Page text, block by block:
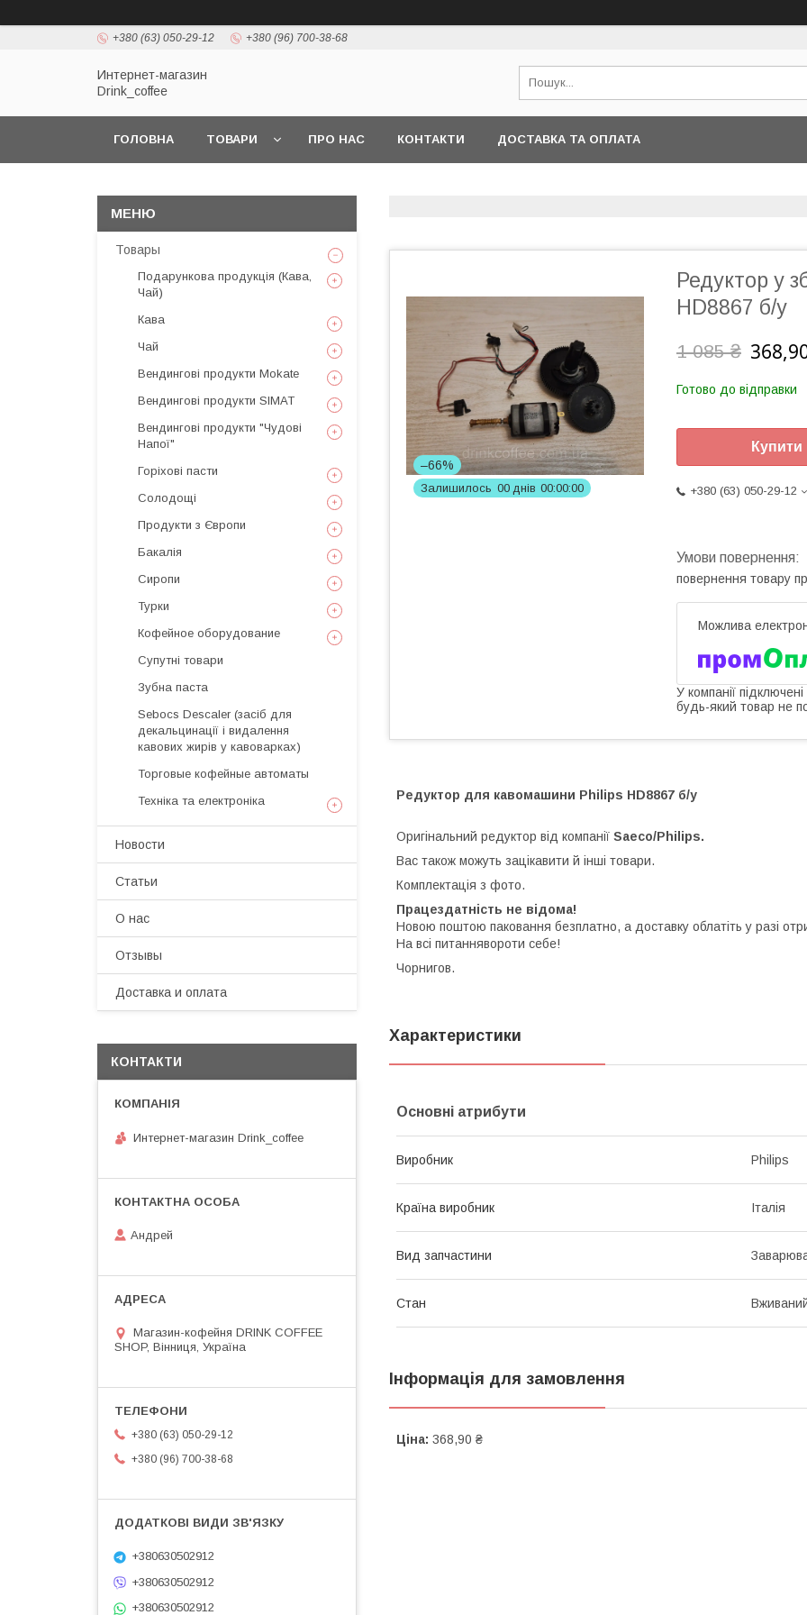
+380 (63) 050-29-12 +380 (96) 700-38-68
Интернет-магазин
Drink_coffee
ГОЛОВНА ТОВАРИ ПРО НАС КОНТАКТИ ДОСТАВКА ТА ОПЛАТА
–66%
Залишилось 00 днів 00 00 00
Редуктор у
HD8867 б/у
1 085 ₴
Готово до відправки
Купити
+380 (63) 050-29-12
повернення товару
У компанії
будь-який товар не
Редуктор для кавомашини Philips HD8867 б/у
Оригінальний редуктор від компанії Saeco/Philips.
Вас також можуть зацікавити й інші товари.
Комплектація з фото.
Працездатність не відома!
Новою поштою паковання безплатно, а доставку облатіть у разі
На всі питаннявороти себе!
Чорнигов.
Характеристики
Основні атрибути
Виробник Philips
Країна виробник Італія
Вид запчастини
Стан
Інформація для замовлення
Ціна: 368,90 ₴
Товары
Подарункова продукція (Кава,
Чай)
Кава
Чай
Вендингові продукти Mokate
Вендингові продукти SIMAT
Вендингові продукти "Чудові
Напої"
Горіхові пасти
Солодощі
Продукти з Європи
Бакалія
Сиропи
Турки
Кофейное оборудование
Супутні товари
Зубна паста
Sebocs Descaler (засіб для
декальцинації і видалення
кавових жирів у кавоварках)
Торговые кофейные автоматы
Техніка та електроніка
Новости
Статьи
О нас
Отзывы
Доставка и оплата
КОНТАКТИ
Интернет-магазин Drink_coffee
Андрей
Магазин-кофейня DRINK COFFEE
SHOP, Вінниця, Україна
+380 (63) 050-29-12
+380 (96) 700-38-68
+380630502912
+380630502912
+380630502912